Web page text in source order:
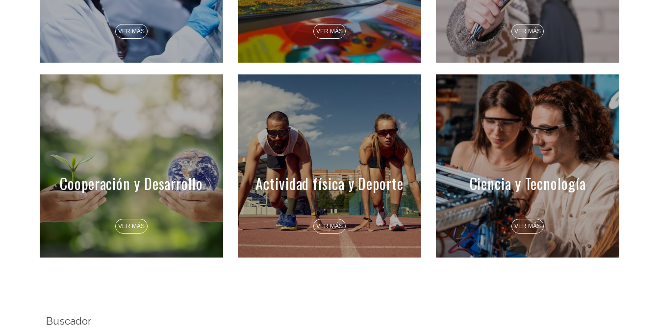
VER MÁS VER MÁS VER MÁS
Cooperación y Desarrollo
VER MÁS
Actividad física y Deporte
VER MÁS
Ciencia y Tecnología
VER MÁS
Buscador